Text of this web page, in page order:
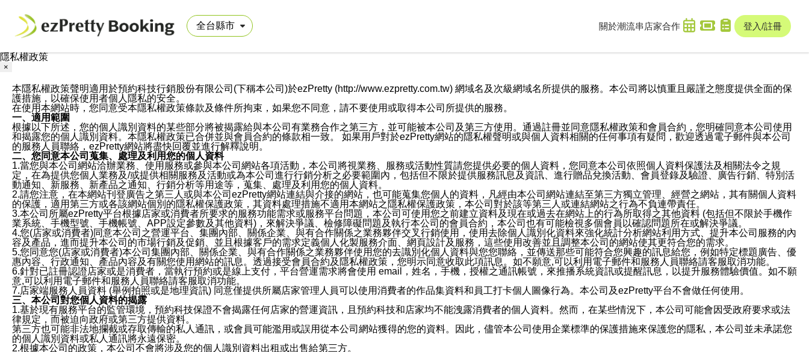
關於潮流串 店家合作 登入/註冊
隱私權政策
×
本隱私權政策聲明適用於預約科技行銷股份有限公司(下稱本公司)於ezPretty (http://www.ezpretty.com.tw) 網域名及次級網域名所提供的服務。本公司將以慎重且嚴謹之態度提供全面的保
護措施，以確保使用者個人隱私的安全。
在使用本網站時，您同意受本隱私權政策條款及條件所拘束，如果您不同意，請不要使用或取得本公司所提供的服務。
一、適用範圍
根據以下所述，您的個人識別資料的某些部分將被揭露給與本公司有業務合作之第三方，並可能被本公司及第三方使用。通過註冊並同意隱私權政策和會員合約，您明確同意本公司使用
和揭露您的個人識別資料。本隱私權政策已合併並與會員合約的條款相一致。 如果用戶對於ezPretty網站的隱私權聲明或與個人資料相關的任何事項有疑問，歡迎透過電子郵件與本公司
的服務人員聯絡，ezPretty網站將盡快回覆並進行解釋說明。
二、您同意本公司蒐集、處理及利用您的個人資料
1.當您與本公司網站洽辦業務、使用服務或參與本公司網站各項活動，本公司將視業務、服務或活動性質請您提供必要的個人資料，您同意本公司依照個人資料保護法及相關法令之規
定，在為提供您個人業務及/或提供相關服務及活動或為本公司進行行銷分析之必要範圍內，包括但不限於提供服務訊息及資訊、進行贈品兌換活動、會員登錄及驗證、廣告行銷、特別活
動通知、新服務、新產品之通知、行銷分析等用途等，蒐集、處理及利用您的個人資料。
2.請您注意，在本網站刊登廣告之第三人或與本公司ezPretty網站連結與介接的網站，也可能蒐集您個人的資料，凡經由本公司網站連結至第三方獨立管理、經營之網站，其有關個人資料
的保護，適用第三方或各該網站個別的隱私權保護政策，其資料處理措施不適用本網站之隱私權保護政策，本公司對於該等第三人或連結網站之行為不負連帶責任。
3.本公司所屬ezPretty平台根據店家或消費者所要求的服務功能需求或服務平台問題，本公司可使用您之前建立資料及現在或過去在網站上的行為所取得之其他資料 (包括但不限於手機作
業系統、手機型號、手機帳號、APP設定參數及其他資料)，來解決爭議、檢修障礙問題及執行本公司的會員合約，本公司也有可能檢視多個會員以確認問題所在或解決爭議。
4.您(店家或消費者)同意本公司之營運平台、集團內部、關係企業、與有合作關係之業務夥伴交叉行銷使用，使用去除個人識別化資料來強化統計分析網站利用方式、提升本公司服務的內
容及產品，進而提升本公司的市場行銷及促銷、並且根據客戶的需求定義個人化製服務介面、網頁設計及服務，這些使用改善並且調整本公司的網站使其更符合您的需求。
5.您同意您(店家或消費者)本公司集團內部、關係企業、與有合作關係之業務夥伴使用您的去識別化個人資料與您您聯絡，並傳送那些可能符合您興趣的訊息給您，例如特定標題廣告、優
惠內容、行政通知、產品內容及有關您使用網站的訊息。透過接受會員合約及隱私權政策，您明示同意收取此項訊息。如不願意,可以利用電子郵件和服務人員聯絡請客服取消功能。
6.針對已註冊認證店家或是消費者，當執行預約或是線上支付，平台營運需求將會使用 email，姓名，手機，授權之通訊帳號，來推播系統資訊或提醒訊息，以提升服務體驗價值。如不願
意,可以利用電子郵件和服務人員聯絡請客服取消功能。
7.店家端服務人員資料 (舉例拍照或是地理資訊) 同意僅提供所屬店家管理人員可以使用消費者的作品集資料和員工打卡個人圖像行為。本公司及ezPretty平台不會做任何使用。
三、本公司對您個人資料的揭露
1.基於現有服務平台的監管環境，預約科技保證不會揭露任何店家的營運資訊，且預約科技和店家均不能洩露消費者的個人資料。然而，在某些情況下，本公司可能會因受政府要求或法
律規定，而被迫向政府或第三方提供資料。
第三方也可能非法地攔截或存取傳輸的私人通訊，或會員可能濫用或誤用從本公司網站獲得的您的資料。因此，儘管本公司使用企業標準的保護措施來保護您的隱私，本公司並未承諾您
的個人識別資料或私人通訊將永遠保密。
2.根據本公司的政策，本公司不會將涉及您的個人識別資料出租或出售給第三方。